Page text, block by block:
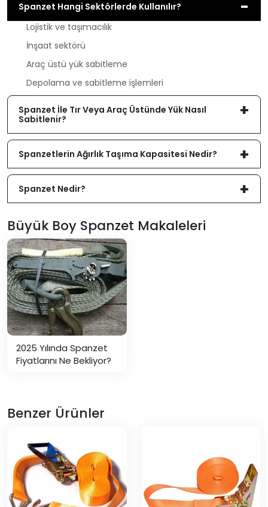
Spanzet Hangi Sektörlerde Kullanılır?
Lojistik ve taşımacılık
İnşaat sektörü
Araç üstü yük sabitleme
Depolama ve sabitleme işlemleri
Spanzet İle Tır Veya Araç Üstünde Yük Nasıl
Sabitlenir?
Spanzetlerin Ağırlık Taşıma Kapasitesi Nedir?
Spanzet Nedir?
Büyük Boy Spanzet Makaleleri
2025 Yılında Spanzet
Fiyatlarını Ne Bekliyor?
Benzer Ürünler